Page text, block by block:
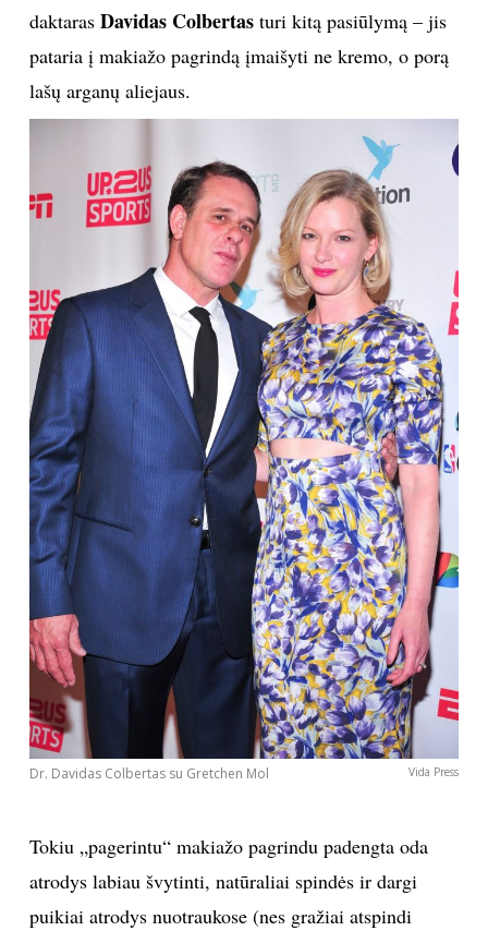
FOTOGRAFIJA
ORAI
ĮDOMYBĖS
ISTORIJA
KNYGOS
INTERJERAS
NAMAI
VIRTUVĖ
RECEPTAI
VAIKAI
NELAIMĖS
PRIVATUMO POLITIKA
daktaras Davidas Colbertasturi kitą pasiūlymą – jis
pataria į makiažo pagrindą įmaišyti ne kremo, o porą
lašų arganų aliejaus.
Dr. Davidas Colbertas su Gretchen Mol Vida Press
Tokiu „pagerintu“ makiažo pagrindu padengta oda
atrodys labiau švytinti, natūraliai spindės ir dargi
puikiai atrodys nuotraukose (nes gražiai atspindi